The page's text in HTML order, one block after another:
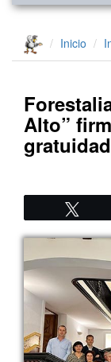
Inicio
Alto”